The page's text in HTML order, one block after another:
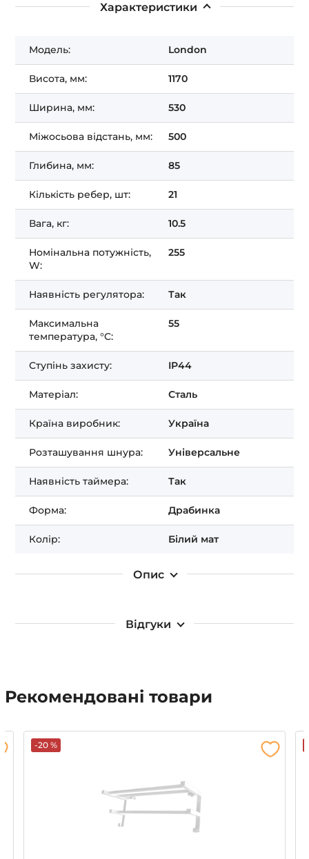
Опис
Характеристики
Модель: London
Висота, мм: 1170
Ширина, мм: 530
Міжосьова відстань, мм: 500
Глибина, мм: 85
Кількість ребер, шт: 21
Вага, кг: 10.5
Номінальна потужність,
W:
255
Наявність регулятора: Так
Максимальна
температура, °C:
55
Ступінь захисту: IP44
Матеріал: Сталь
Країна виробник: Україна
Розташування шнура: Універсальне
Наявність таймера: Так
Форма: Драбинка
Колір: Білий мат
Відгуки
Рекомендовані товари
-20 %
Отримати ЗНИЖКУ!